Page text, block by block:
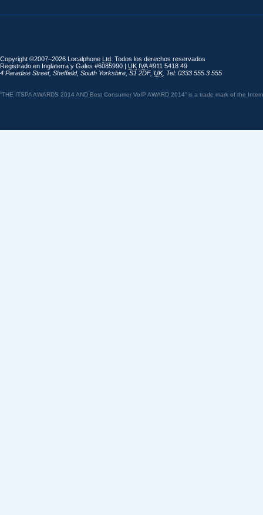
Copyright ©2007–2026 Localphone Ltd . Todos los derechos reservados
Registrado en Inglaterra y Gales #6085990 | UK IVA#911 5418 49
4 Paradise Street, Sheffield, South Yorkshire S1 2DF, UK, Tel: 0333 555 3 555
“THE ITSPA AWARDS 2014 AND Best Consumer VoIP AWARD 2014” is a trade mark of the